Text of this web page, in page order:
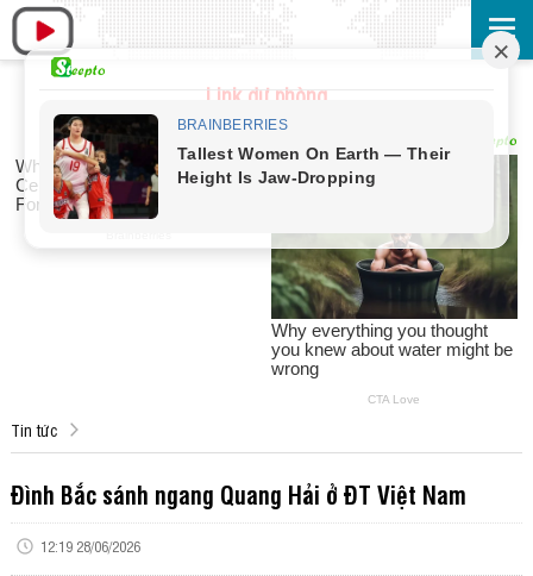
Link dự phòng
Tin tức
Đình Bắc sánh ngang Quang Hải ở ĐT Việt Nam
12:19 28/06/2026